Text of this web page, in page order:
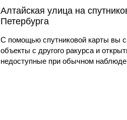
Алтайская улица на
Петербурга
С помощью спутниковой карты вы
объекты с другого ракурса и
недоступные при обычном